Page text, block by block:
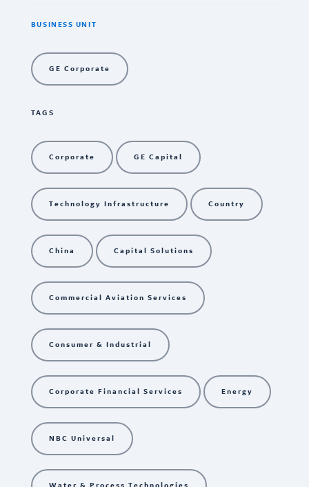
BUSINESS UNIT
GE Corporate
TAGS
Corporate GE Capital
Technology Infrastructure Country
China Capital Solutions
Commercial Aviation Services
Consumer & Industrial
Corporate Financial Services Energy
NBC Universal
Water & Process Technologies